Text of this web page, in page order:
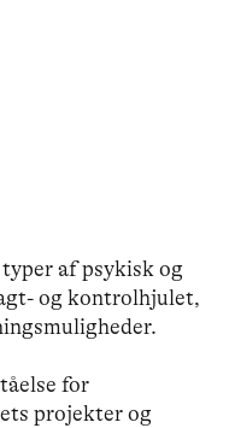
af psykisk og
og kontrolhjulet,
for
projekter og